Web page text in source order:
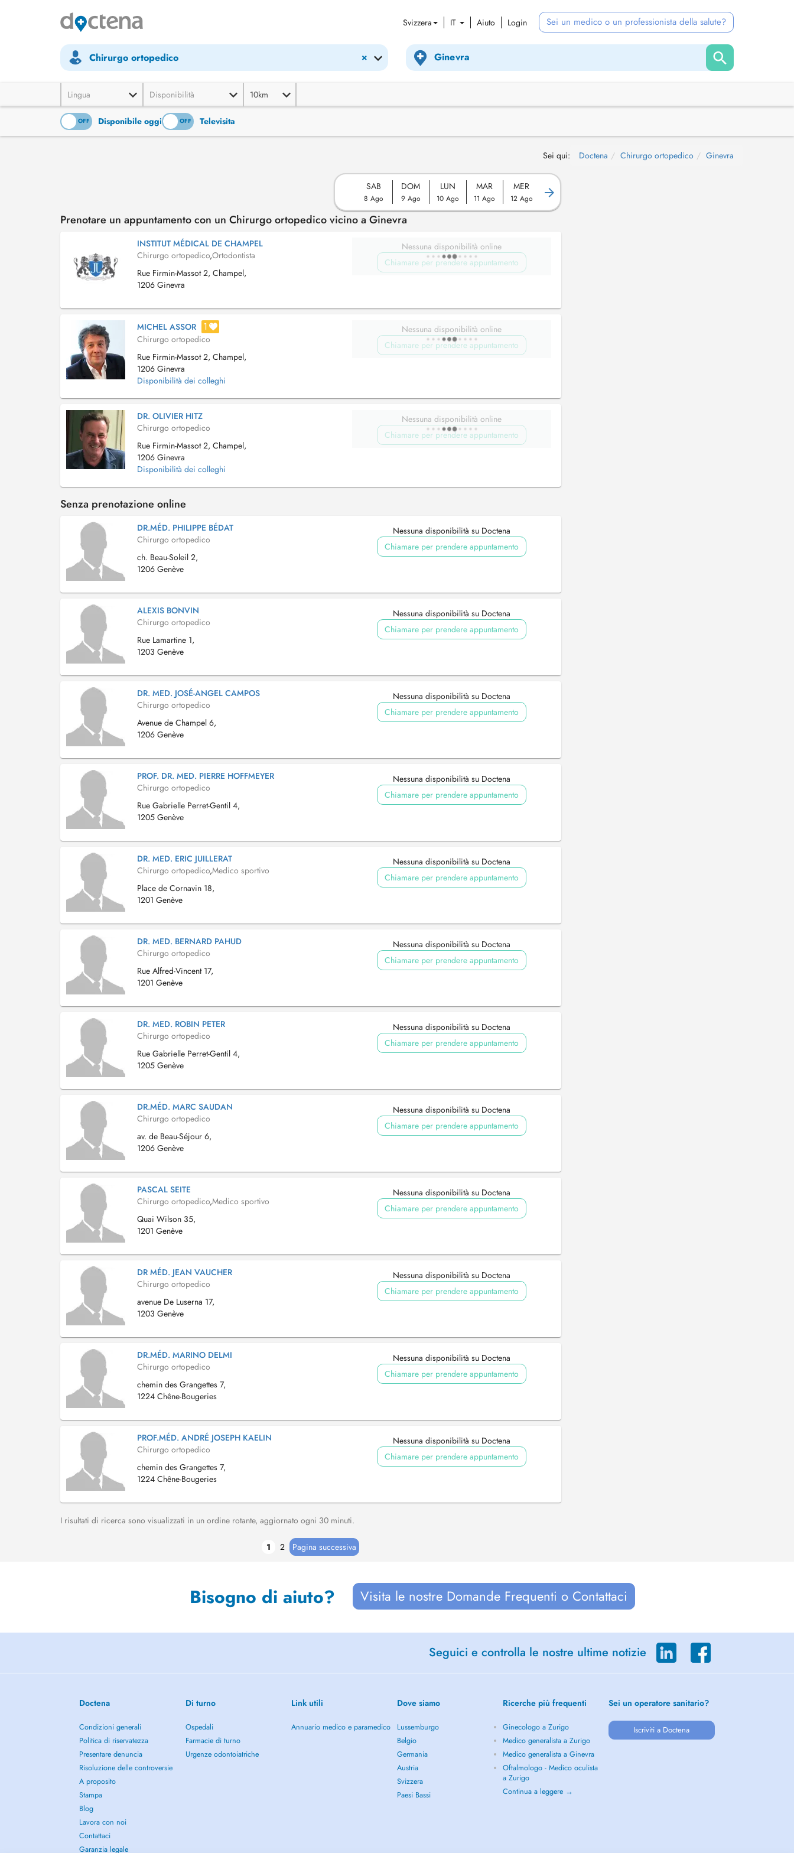
Svizzera IT Aiuto Login Sei un medico o un professionista della salute?
×
Chirurgo ortopedico
Lingua Disponibilità 10km
OFF Disponibile oggi
ON OFF Televisita
Sei qui: Doctena Chirurgo ortopedico Ginevra
SAB
8 Ago
DOM
9 Ago
LUN
10 Ago
MAR
11 Ago
MER
12 Ago
Prenotare un appuntamento con un Chirurgo ortopedico vicino a Ginevra
INSTITUT MÉDICAL DE CHAMPEL
Chirurgo ortopedico,Ortodontista
Rue Firmin-Massot 2, Champel,
1206 Ginevra
Nessuna disponibilità online
Chiamare per prendere appuntamento
MICHEL ASSOR 1
Chirurgo ortopedico
Rue Firmin-Massot 2, Champel,
1206 Ginevra
Disponibilità dei colleghi
Nessuna disponibilità online
Chiamare per prendere appuntamento
DR. OLIVIER HITZ
Chirurgo ortopedico
Rue Firmin-Massot 2, Champel,
1206 Ginevra
Disponibilità dei colleghi
Nessuna disponibilità online
Chiamare per prendere appuntamento
Senza prenotazione online
DR.MÉD. PHILIPPE BÉDAT
Chirurgo ortopedico
ch. Beau-Soleil 2,
1206 Genève
Nessuna disponibilità su Doctena
Chiamare per prendere appuntamento
ALEXIS BONVIN
Chirurgo ortopedico
Rue Lamartine 1,
1203 Genève
Nessuna disponibilità su Doctena
Chiamare per prendere appuntamento
DR. MED. JOSÉ-ANGEL CAMPOS
Chirurgo ortopedico
Avenue de Champel 6,
1206 Genève
Nessuna disponibilità su Doctena
Chiamare per prendere appuntamento
PROF. DR. MED. PIERRE HOFFMEYER
Chirurgo ortopedico
Rue Gabrielle Perret-Gentil 4,
1205 Genève
Nessuna disponibilità su Doctena
Chiamare per prendere appuntamento
DR. MED. ERIC JUILLERAT
Chirurgo ortopedico,Medico sportivo
Place de Cornavin 18,
1201 Genève
Nessuna disponibilità su Doctena
Chiamare per prendere appuntamento
DR. MED. BERNARD PAHUD
Chirurgo ortopedico
Rue Alfred-Vincent 17,
1201 Genève
Nessuna disponibilità su Doctena
Chiamare per prendere appuntamento
DR. MED. ROBIN PETER
Chirurgo ortopedico
Rue Gabrielle Perret-Gentil 4,
1205 Genève
Nessuna disponibilità su Doctena
Chiamare per prendere appuntamento
DR.MÉD. MARC SAUDAN
Chirurgo ortopedico
av. de Beau-Séjour 6,
1206 Genève
Nessuna disponibilità su Doctena
Chiamare per prendere appuntamento
PASCAL SEITE
Chirurgo ortopedico,Medico sportivo
Quai Wilson 35,
1201 Genève
Nessuna disponibilità su Doctena
Chiamare per prendere appuntamento
DR MÉD. JEAN VAUCHER
Chirurgo ortopedico
avenue De Luserna 17,
1203 Genève
Nessuna disponibilità su Doctena
Chiamare per prendere appuntamento
DR.MÉD. MARINO DELMI
Chirurgo ortopedico
chemin des Grangettes 7,
1224 Chêne-Bougeries
Nessuna disponibilità su Doctena
Chiamare per prendere appuntamento
PROF.MÉD. ANDRÉ JOSEPH KAELIN
Chirurgo ortopedico
chemin des Grangettes 7,
1224 Chêne-Bougeries
Nessuna disponibilità su Doctena
Chiamare per prendere appuntamento
I risultati di ricerca sono visualizzati in un ordine rotante, aggiornato ogni 30 minuti.
1 2 Pagina successiva
Bisogno di aiuto? Visita le nostre Domande Frequenti o Contattaci
Seguici e controlla le nostre ultime notizie
Doctena
Condizioni generali
Politica di riservatezza
Presentare denuncia
Risoluzione delle controversie
A proposito
Stampa
Blog
Lavora con noi
Contattaci
Garanzia legale
Di turno
Ospedali
Farmacie di turno
Urgenze odontoiatriche
Link utili
Annuario medico e paramedico
Dove siamo
Lussemburgo
Belgio
Germania
Austria
Svizzera
Paesi Bassi
Ricerche più frequenti
Ginecologo a Zurigo
Medico generalista a Zurigo
Medico generalista a Ginevra
Oftalmologo - Medico oculista
a Zurigo
Continua a leggere →
Sei un operatore sanitario?
Iscriviti a Doctena